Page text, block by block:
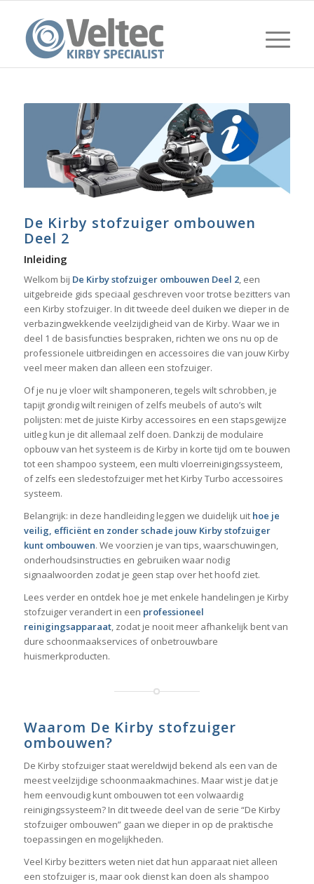
De Kirby stofzuiger ombouwen
Deel 2
Inleiding
Welkom bij De Kirby stofzuiger ombouwen Deel 2, een
uitgebreide gids speciaal geschreven voor trotse bezitters van
een Kirby stofzuiger. In dit tweede deel duiken we dieper in de
verbazingwekkende veelzijdigheid van de Kirby. Waar we in
deel 1 de basisfuncties bespraken, richten we ons nu op de
professionele uitbreidingen en accessoires die van jouw Kirby
veel meer maken dan alleen een stofzuiger.
Of je nu je vloer wilt shamponeren, tegels wilt schrobben, je
tapijt grondig wilt reinigen of zelfs meubels of auto’s wilt
polijsten: met de juiste Kirby accessoires en een stapsgewijze
uitleg kun je dit allemaal zelf doen. Dankzij de modulaire
opbouw van het systeem is de Kirby in korte tijd om te bouwen
tot een shampoo systeem, een multi vloerreinigingssysteem,
of zelfs een sledestofzuiger met het Kirby Turbo accessoires
systeem.
Belangrijk: in deze handleiding leggen we duidelijk uit hoe je
veilig, efficiënt en zonder schade jouw Kirby stofzuiger
kunt ombouwen. We voorzien je van tips, waarschuwingen,
onderhoudsinstructies en gebruiken waar nodig
signaalwoorden zodat je geen stap over het hoofd ziet.
Lees verder en ontdek hoe je met enkele handelingen je Kirby
stofzuiger verandert in een professioneel
reinigingsapparaat, zodat je nooit meer afhankelijk bent van
dure schoonmaakservices of onbetrouwbare
huismerkproducten.
Waarom De Kirby stofzuiger
ombouwen?
De Kirby stofzuiger staat wereldwijd bekend als een van de
meest veelzijdige schoonmaakmachines. Maar wist je dat je
hem eenvoudig kunt ombouwen tot een volwaardig
reinigingssysteem? In dit tweede deel van de serie “De Kirby
stofzuiger ombouwen” gaan we dieper in op de praktische
toepassingen en mogelijkheden.
Veel Kirby bezitters weten niet dat hun apparaat niet alleen
een stofzuiger is, maar ook dienst kan doen als shampoo